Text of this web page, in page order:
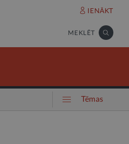
IENĀKT
MEKLĒT
Tēmas